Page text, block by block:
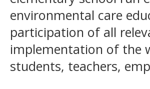
environmental care
participation of all
implementation of the
students, teachers,